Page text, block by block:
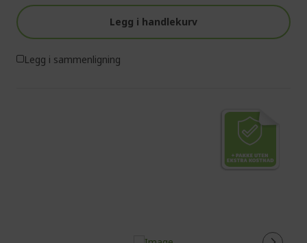
Legg i handlekurv
Legg i sammenligning